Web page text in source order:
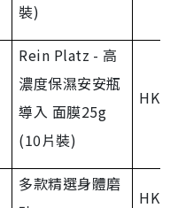
裝)
Rein Platz - 高
濃度保濕安安瓶
導入 面膜25g
(10片裝)
多款精選身體磨